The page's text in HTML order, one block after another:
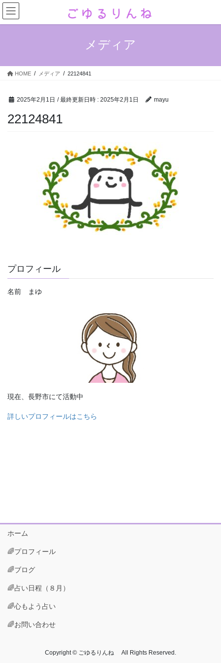
コ
ン
テ
ス
ナ
ビ
ゲ
ン
メディア
HOME メディア 22124841
2025年2月1日 / 最終更新日時 : 2025年2月1日 mayu
22124841
プロフィール
名前 まゆ
現在、長野市にて活動中
詳しいプロフィールはこちら
ホーム
🌈プロフィール
🌈ブログ
🌈占い日程（８月）
🌈心もよう占い
🌈お問い合わせ
Copyright © ごゆるりんね All Rights Reserved.